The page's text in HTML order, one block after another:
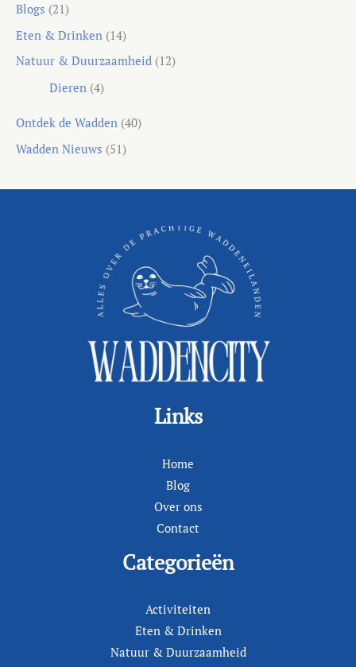
Blogs (21)
Eten & Drinken (14)
Natuur & Duurzaamheid (12)
Dieren(4)
Ontdek de Wadden (40)
Wadden Nieuws (51)
Links
Home
Blog
Over ons
Contact
Categorieën
Activiteiten
Eten & Drinken
Natuur & Duurzaamheid